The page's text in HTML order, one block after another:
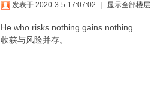
发表于 2020-3-5 17:07:02 显示全部楼层
He who risks nothing gains nothing.
收获与风险并存。